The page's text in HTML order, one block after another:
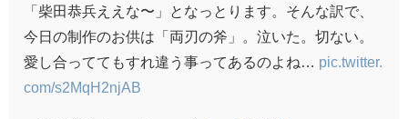
「柴田恭兵ええな〜」となっとります。そんな訳で、
今日の制作のお供は「両刃の斧」。泣いた。切ない。
愛し合っててもすれ違う事ってあるのよね… pic.twitter.
com/s2MqH2njAB